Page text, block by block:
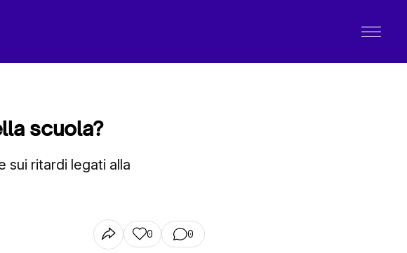
scuola?
sui ritardi legati alla
0 0